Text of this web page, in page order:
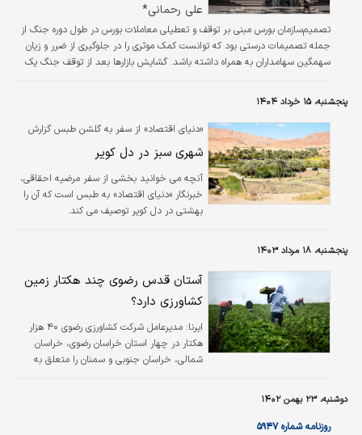
علی رحمانی*
تصمیم‌سازمان بورس مبنی بر توقف و تعطیلی معاملات بورس در طول دوره جنگ از
جمله تصمیمات درستی بود که توانست کمک موثری را در جلوگیری از ضرر و زیان
سهمگین سهامداران به همراه داشته باشد. گشایش بازارها بعد از توقف جنگ یک‌‌‌
مسائل روشن و ابهامات به صورت کامل برطرف شود.
پنجشنبه، ۱۵ خرداد ۱۴۰۴
«دنیای اقتصاد» از سفر به گلشن طبس گزارش
شهری سبز در دل کویر
آنچه می خوانید بخشی از سفر مرضیه احقاقی،
خبرنگار «دنیای اقتصاد» به طبس است که آن را
بهشتی در دل کویر توصیف می کند.
پنجشنبه، ۱۸ مرداد ۱۴۰۳
آستان قدس رضوی چند هکتار زمین
کشاورزی دارد؟
ایرنا:
مدیرعامل شرکت کشاورزی رضوی ۴۰ هزار
هکتار در چهار استان خراسان رضوی، خراسان
شمالی، خراسان جنوبی و سمنان را متعلق به
دوشنبه، ۲۳ بهمن ۱۴۰۲
روزنامه شماره ۵۹۴۷